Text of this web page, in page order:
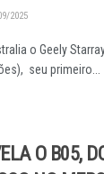
2025
o Geely
seu primeiro...
O B05,